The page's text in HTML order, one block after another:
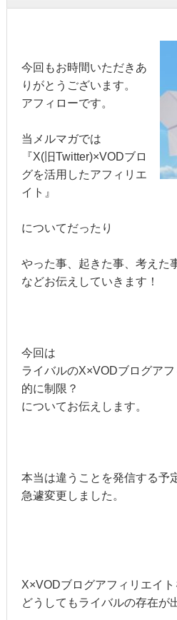
今回もお時間いただきあ
りがとうございます。
アフィローです。
当メルマガでは
『X(旧Twitter)×VODブロ
グを活用したアフィリエ
イト』
についてだったり
やった事、起きた事、考えた
などお伝えしていきます！
今回は
ライバルのX×VODブログア
的に制限？
についてお伝えします。
本当は違うことを発信する予
急遽変更しました。
X×VODブログアフィリエイト
どうしてもライバルの存在が